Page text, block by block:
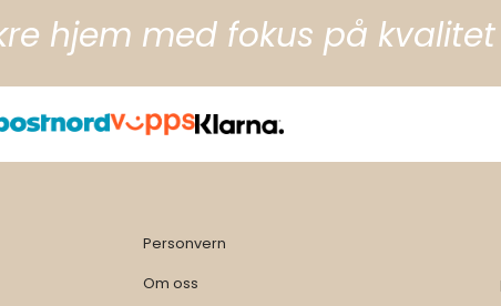
hjem med fokus på
Personvern
Om oss